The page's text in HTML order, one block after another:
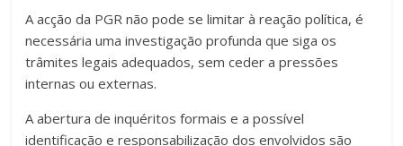
A acção da PGR não pode se limitar à reação política, é
necessária uma investigação profunda que siga os
trâmites legais adequados, sem ceder a pressões
internas ou externas.
A abertura de inquéritos formais e a possível
identificação e responsabilização dos envolvidos são